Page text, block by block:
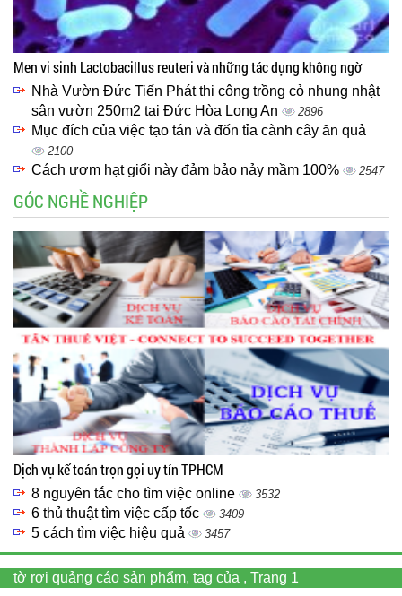
Men vi sinh Lactobacillus reuteri và những tác dụng không ngờ
Nhà Vườn Đức Tiến Phát thi công trồng cỏ nhung nhật
sân vườn 250m2 tại Đức Hòa Long An
2896
Mục đích của việc tạo tán và đốn tỉa cành cây ăn quả
2100
Cách ươm hạt giổi này đảm bảo nảy mầm 100% 2547
GÓC NGHỀ NGHIỆP
Dịch vụ kế toán trọn gọi uy tín TPHCM
8 nguyên tắc cho tìm việc online 3532
6 thủ thuật tìm việc cấp tốc 3409
5 cách tìm việc hiệu quả 3457
tờ rơi quảng cáo sản phẩm, tag của , Trang 1